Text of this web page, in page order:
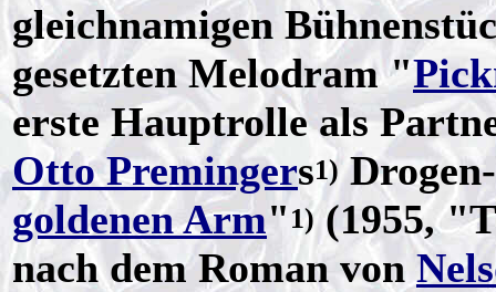
gleichnamigen
gesetzten Melodram "
erste Hauptrolle als
Otto Premingers1)
goldenen Arm" 1)(1955,
nach dem Roman von